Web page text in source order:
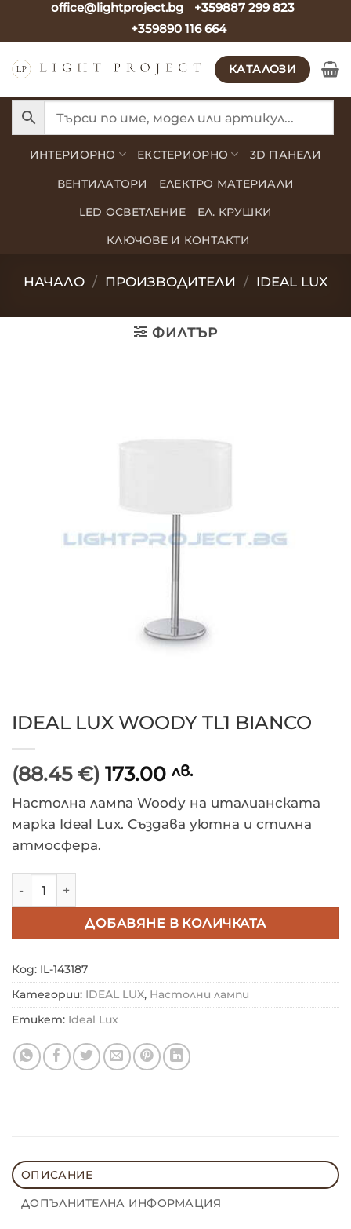
office@lightproject.bg
+359887 299 823
+359890 116 664
КАТАЛОЗИ
ИНТЕРИОРНО ЕКСТЕРИОРНО 3D ПАНЕЛИ
ВЕНТИЛАТОРИ ЕЛЕКТРО МАТЕРИАЛИ
LED ОСВЕТЛЕНИЕ ЕЛ. КРУШКИ
КЛЮЧОВЕ И КОНТАКТИ
НАЧАЛО / ПРОИЗВОДИТЕЛИ / IDEAL LUX
ФИЛТЪР
IDEAL LUX WOODY TL1 BIANCO
(88.45 €) 173.00 лв.
Настолна лампа Woody на италианската
марка Ideal Lux. Създава уютна и стилна
атмосфера.
ДОБАВЯНЕ В КОЛИЧКАТА
Код: IL-143187
Категории: IDEAL LUX, Настолни лампи
Етикет: Ideal Lux
ОПИСАНИЕ
ДОПЪЛНИТЕЛНА ИНФОРМАЦИЯ